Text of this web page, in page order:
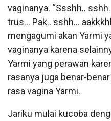
vaginanya. “Ssshh..
trus… Pak.. sshh…
mengagumi akan Yarmi
vaginanya karena
Yarmi yang perawan
rasanya juga benar-
rasa vagina Yarmi.
Jariku mulai kucoba